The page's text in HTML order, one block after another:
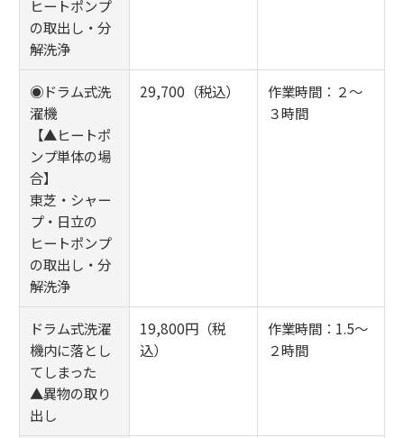
ヒートポンプ
の取出し・分
解洗浄
◉ドラム式洗
濯機
【▲ヒートポ
ンプ単体の場
合】
東芝・シャー
プ・日立の
ヒートポンプ
の取出し・分
解洗浄
29,700（税込）
作業時間：２～
３時間
ドラム式洗濯
機内に落とし
てしまった
▲異物の取り
出し
19,800円（税
込）
作業時間：1.5～
２時間